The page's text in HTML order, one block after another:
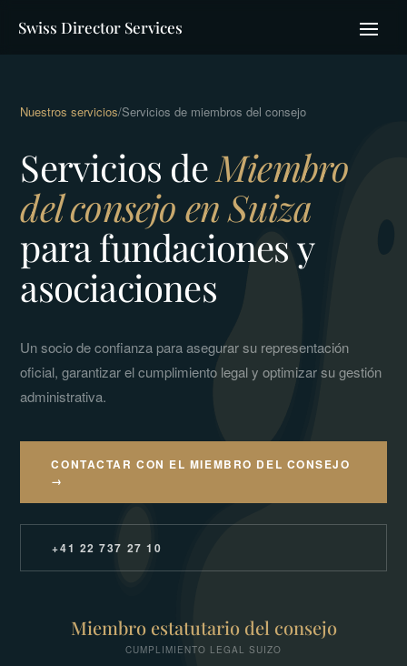
Swiss Director Services
Nuestros servicios/Servicios de miembros del consejo
Servicios deMiembro
del consejo en Suiza
para fundaciones y
asociaciones
Un socio de confianza para asegurar su representación
oficial, garantizar el cumplimiento legal y optimizar su gestión
administrativa.
CONTACTAR CON EL MIEMBRO DEL CONSEJO
→
+41 22 737 27 10
Miembro estatutario del consejo
CUMPLIMIENTO LEGAL SUIZO